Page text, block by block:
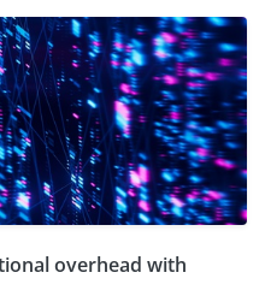
overhead with